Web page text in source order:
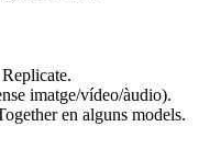
imatge/vídeo/àudio).
en alguns models.